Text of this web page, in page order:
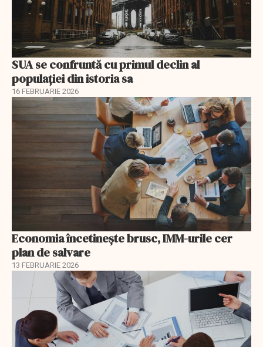
SUA se confruntă cu primul declin al
populației din istoria sa
16 FEBRUARIE 2026
Economia încetinește brusc, IMM-urile cer
plan de salvare
13 FEBRUARIE 2026